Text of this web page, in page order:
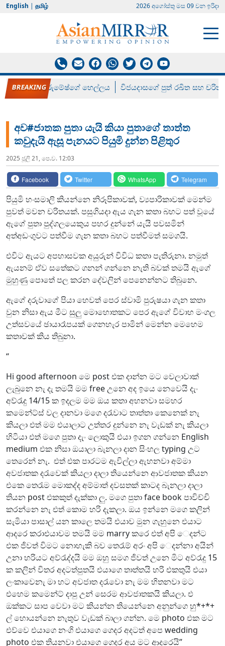
English | தமிழ் 2026 අගෝස්‍තු මස 09 වන ඉරිදා
රන් ගෙනා රුමේෂ්ගේ හෙල්ලය විජයදාසගේ පුත් රඛිත සහ චරිත්
අව#ජාතක පුතා යැයි කියා පුතාගේ තාත්ත
කවුදැයි ඇසූ පැනයට පියුමි දුන්න පිළිතුර
2025 ජූලි 21, පෙ.ව. 12:03
Facebook Twitter WhatsApp Telegram
පියුමි හංසමාලි කියන්නෙ නිරූපිකාවක්, ව්‍යපාරිකාවක් මෙන්ම
පුවත් මවන චරිතයක්. පසුගියදා ඇය ගැන කතා බහට පත් වූයේ
ඇගේ පුතා පුද්ගලයෙකුය පහර දුන්නේ යැයි පවසමින්
අත්අඩංගුවට පත්වීම ගැන කතා බහට පත්වීමත් සමගයි.
එවිට ඇයට අපහාසවක අයුරුන් විවිධ කතා පැතිරුනා. නමුත්
ඇයනම් ඒව සතේකට ගනන් ගන්නෙ නැති බවක් තමයි ඇගේ
මුහුණු පොතේ පල කරන දේවලින් පෙනෙන්නට තිබුනෙ.
ඇගේ දරුවාගේ පියා හෙවත් පෙර ස්වාමි පුරුෂයා ගැන කතා
වුන නිසා ඇය මීට සුලු මොහොතකට පෙර ඇගේ විවාහ මංගල
උත්සවයේ ඡායාරෑපයක් ගෙනහැර පාමින් මෙන්න මෙහෙම
කතාවක් කිය තිබුනා.
“
Hi good afternoon මෙ post එක දාන්න මට වෙලාවාක්
ලැබුනෙ නැ දැ තමයි මම free උනෙ අද ඉයෙ නෙවෙයි දැං
අව්රැදු 14/15 ක ඉදලම මම ඔය කතා අහනවා සමහර
කමෙන්ට්ස් වල දානවා මගෙ දරැවාට තාත්තා කෙනෙක් නැ
කියලා එත් මම එයාලාට උත්තර දුන්නෙ නැ වැඩක් නැ කියලා
හිටියා එත් මගෙ පුතා දැං ලොකුයි එයා ඉගන ගන්නෙ English
medium එක නිසා ඔයාලා බැනලා දාන සිංහල typing උට
තෙරෙන් නැ. එත් එක පාරටම ඇවිල්ලා ඇහනවා අම්මා
අවජාතක දරැවෙක් කියලා දාලා තියෙන්නෙ ආවජාතක කියන
එකෙ තෙරැම මොකද්ද අම්මාත් දවසතක් කාටද බැනලා දාලා
තියන post එකකුත් දැක්කා ලු. මගෙ පුතා face book පාවිච්චි
කරන්නෙ නැ එත් කොම හරි දැකලා. ඔය ඉන්නෙ මගෙ කලින්
සැමියා පාසාල් යන කාලෙ තමයි එයාව මුන ගැහුනෙ එයාට
ආදරෙ කරාඑයාවම තමයි මම marry කරෙ එත් අපි ෙදන්ට
එක ජිවත් විමට නොහැකි බව තෙරැම් අරං අපි ෙදන්නා අයින්
උනා හරියට අව්රැද්දයි මම ඔහු සමග ජිවත් උනෙ මිට අව්රැදු 15
ක කලින් විතර අදටත්පුතයි එයාගෙ තාත්තයි හරි එකතුයි එයා
ලංකාවෙනැ මා හට අවජාත දරැවො නැ මම හිතනවා මට
එහෙම කමෙන්ට් දාපු උන් සෙරම ආවජාතකයි කියලා. එ
ඔක්කට සාප වෙවා මට කියන්න තියෙන්නෙ අනුන්ගෙ හු*+*+
ල් හොයන්නෙ නැතුව වැඩක් බාලා ගන්න. මෙ photo එක මට
එව්වෙ එයාගෙ නංගි එයාගෙ ගෙදර අදටත් අපෙ wedding
photo එක තියනවා එයාගෙ ගෙදර අය මට ආදරෙයි”